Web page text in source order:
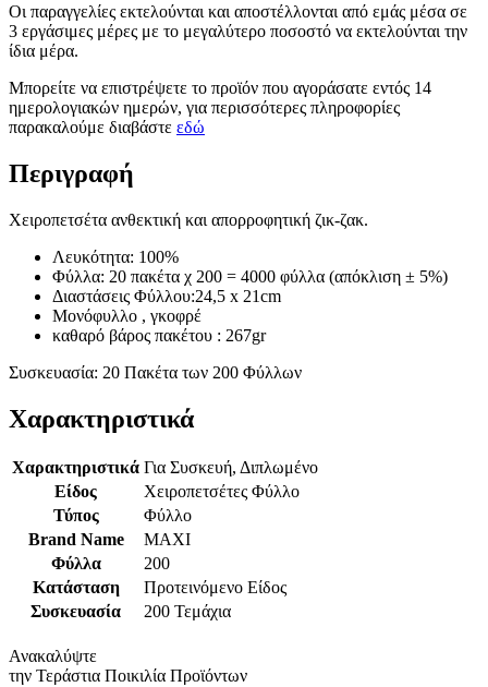
Οι παραγγελίες εκτελούνται και αποστέλλονται από εμάς μέσα σε
3 εργάσιμες μέρες με το μεγαλύτερο ποσοστό να εκτελούνται την
ίδια μέρα.
Μπορείτε να επιστρέψετε το προϊόν που αγοράσατε εντός 14
ημερολογιακών ημερών, για περισσότερες πληροφορίες
παρακαλούμε διαβάστε εδώ
Περιγραφή
Χειροπετσέτα ανθεκτική και απορροφητική ζικ-ζακ.
Λευκότητα: 100%
Φύλλα: 20 πακέτα χ 200 = 4000 φύλλα (απόκλιση ± 5%)
Διαστάσεις Φύλλου:24,5 x 21cm
Μονόφυλλο , γκοφρέ
καθαρό βάρος πακέτου : 267gr
Συσκευασία: 20 Πακέτα των 200 Φύλλων
Χαρακτηριστικά
Χαρακτηριστικά Για Συσκευή, Διπλωμένο
Είδος
Χειροπετσέτες Φύλλο
Τύπος
Φύλλο
Brand Name
MAXI
Φύλλα
200
Κατάσταση
Προτεινόμενο Είδος
Συσκευασία
200 Τεμάχια
Ανακαλύψτε
την Τεράστια Ποικιλία Προϊόντων